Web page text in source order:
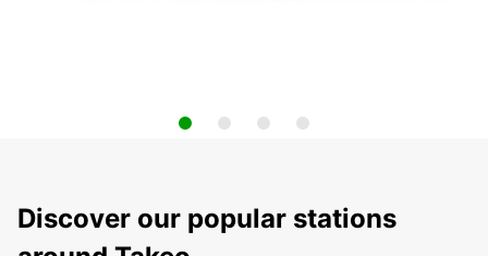
Discover our popular stations